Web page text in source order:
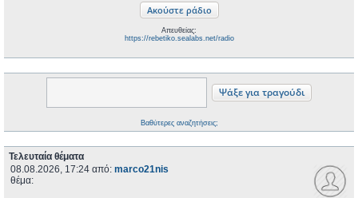
Απευθείας:
https://rebetiko.sealabs.net/radio
Βαθύτερες αναζητήσεις;
Τελευταία θέματα
08.08.2026, 17:24 από: marco21nis
θέμα: